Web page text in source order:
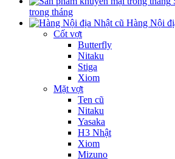
trong tháng
Hàng Nội
Cốt vợt
Butterfly
Nitaku
Stiga
Xiom
Mặt vợt
Ten cũ
Nitaku
Yasaka
H3 Nhật
Xiom
Mizuno